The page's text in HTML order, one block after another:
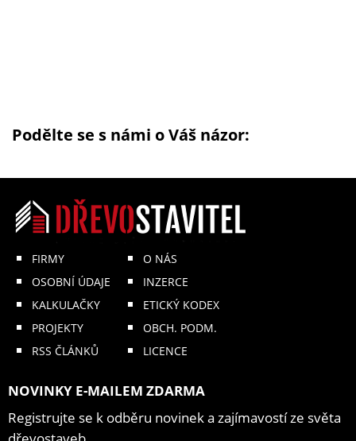
Podělte se s námi o Váš názor:
FIRMY
OSOBNÍ ÚDAJE
KALKULAČKY
PROJEKTY
RSS ČLÁNKŮ
O NÁS
INZERCE
ETICKÝ KODEX
OBCH. PODM.
LICENCE
NOVINKY E-MAILEM ZDARMA
Registrujte se k odběru novinek a zajímavostí ze světa